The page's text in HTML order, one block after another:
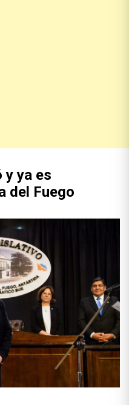
y ya es
del Fuego